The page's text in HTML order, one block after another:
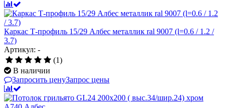
Каркас Т-профиль 15/29 Албес металлик ral 9007 (l=0.6 / 1.2 /
3.7)
Артикул: -
(1)
В наличии
Запросить ценуЗапрос цены